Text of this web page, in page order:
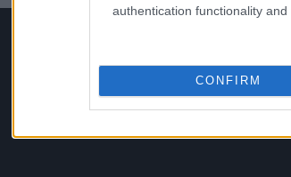
authentication functionality
CONFIRM